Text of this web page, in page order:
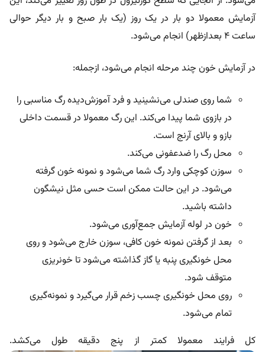
آزمایش معمولا دو بار در یک روز (یک بار صبح و بار دیگر حوالی
ساعت ۴ بعدازظهر) انجام می‌شود.
در آزمایش خون چند مرحله انجام می‌شود، ازجمله:
شما روی صندلی می‌نشینید و فرد آموزش‌دیده رگ مناسبی را
در بازوی شما پیدا می‌کند. این رگ معمولا در قسمت داخلی
بازو و بالای آرنج است.
محل رگ را ضدعفونی می‌کند.
سوزن کوچکی وارد رگ شما می‌شود و نمونه خون گرفته
می‌شود. در این حالت ممکن است حسی مثل نیشگون
داشته باشید.
خون در لوله آزمایش جمع‌آوری می‌شود.
بعد از گرفتن نمونه خون کافی، سوزن خارج می‌شود و روی
محل خونگیری پنبه یا گاز گذاشته می‌شود تا خونریزی
متوقف شود.
روی محل خونگیری چسب زخم قرار می‌گیرد و نمونه‌گیری
تمام می‌شود.
کل فرایند معمولا کمتر از پنج دقیقه طول می‌کشد.